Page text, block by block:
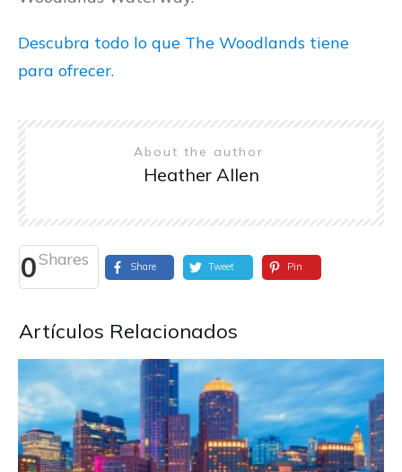
Descubra todo lo que The Woodlands tiene
para ofrecer.
About the author
Heather Allen
0Shares Share Tweet Pin
Artículos Relacionados